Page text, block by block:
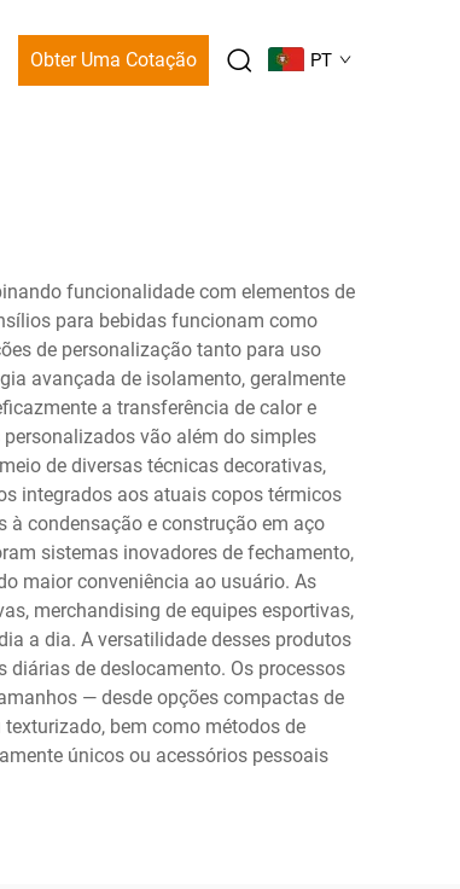
Obter Uma Cotação PT
funcionalidade com elementos de
para bebidas funcionam como
de personalização tanto para uso
avançada de isolamento, geralmente
a transferência de calor e
vão além do simples
de diversas técnicas decorativas,
integrados aos atuais copos térmicos
à condensação e construção em aço
sistemas inovadores de fechamento,
maior conveniência ao usuário. As
merchandising de equipes esportivas,
a dia. A versatilidade desses produtos
diárias de deslocamento. Os processos
— desde opções compactas de
bem como métodos de
únicos ou acessórios pessoais